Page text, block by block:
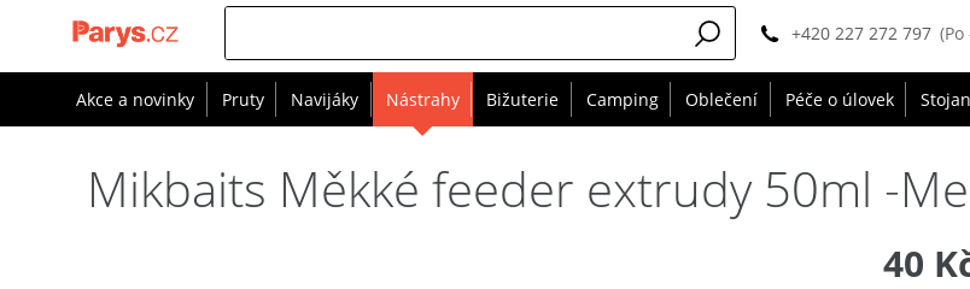
+420 227 272 797
Akce a novinky Pruty Navijáky Nástrahy Bižuterie Camping Oblečení Péče o úlovek
Mikbaits Měkké feeder extrudy 50ml -
40